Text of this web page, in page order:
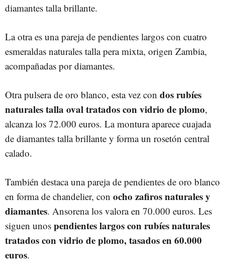
diamantes talla brillante.
La otra es una pareja de pendientes largos con cuatro
esmeraldas naturales talla pera mixta, origen Zambia,
acompañadas por diamantes.
Otra pulsera de oro blanco, esta vez con dos rubíes
naturales talla oval tratados con vidrio de plomo,
alcanza los 72.000 euros. La montura aparece cuajada
de diamantes talla brillante y forma un rosetón central
calado.
También destaca una pareja de pendientes de oro blanco
en forma de chandelier, con ocho zafiros naturales y
diamantes. Ansorena los valora en 70.000 euros. Les
siguen unos pendientes largos con rubíes naturales
tratados con vidrio de plomo, tasados en 60.000
euros.